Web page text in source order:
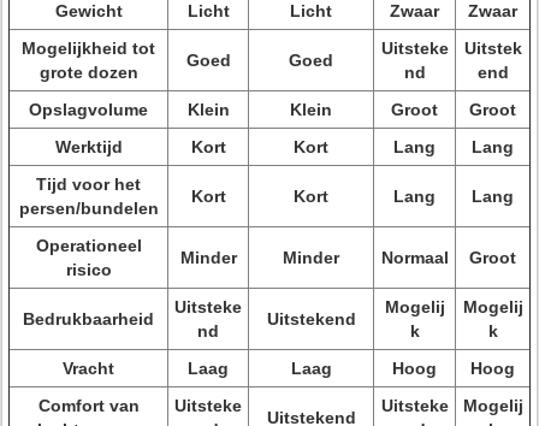
Gewicht
Licht Licht Zwaar
Zwaar
Mogelijkheid tot
grote dozen
Goed Goed
Uitsteke
nd
Uitstek
end
Opslagvolume
Klein Klein Groot
Groot
Werktijd
Kort Kort Lang
Lang
Tijd voor het
persen/bundelen
Kort Kort Lang Lang
Operationeel
risico
Minder Minder Normaal Groot
Bedrukbaarheid
Uitsteke
nd
Uitstekend
Mogelij
k
Mogelij
k
Vracht
Laag Laag Hoog
Hoog
Comfort van
Uitsteke
Uitstekend
Uitsteke
Mogelij